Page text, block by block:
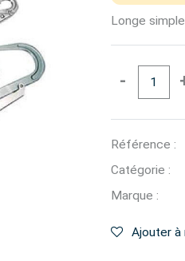
Longe
-
Référence :
Catégorie :
Marque :
Ajouter à